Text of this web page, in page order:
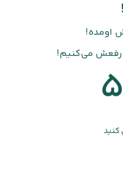
اومده!
رفعش می‌کنیم!
کنید